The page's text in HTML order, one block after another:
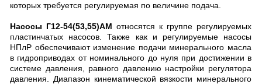
которых требуется регулируемая по величине подача.
Насосы Г12-54(53,55)АМ относятся к группе регулируемых
пластинчатых насосов. Также как и регулируемые насосы
НПлР обеспечивают изменение подачи минерального масла
в гидроприводах от номинального до нуля при достижении в
системе давления, равного давлению настройки регулятора
давления. Диапазон кинематической вязкости минерального